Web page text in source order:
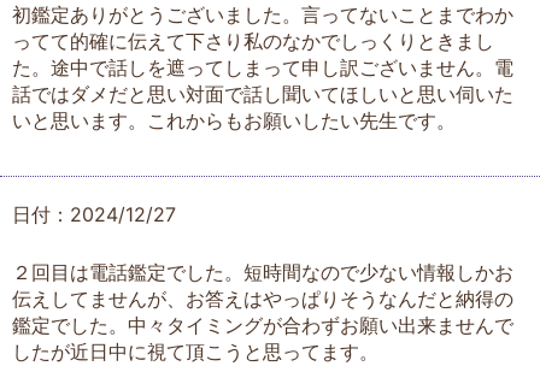
初鑑定ありがとうございました。言ってないことまでわか
ってて的確に伝えて下さり私のなかでしっくりときまし
た。途中で話しを遮ってしまって申し訳ございません。電
話ではダメだと思い対面で話し聞いてほしいと思い伺いた
いと思います。これからもお願いしたい先生です。
日付：2024/12/27
２回目は電話鑑定でした。短時間なので少ない情報しかお
伝えしてませんが、お答えはやっぱりそうなんだと納得の
鑑定でした。中々タイミングが合わずお願い出来ませんで
したが近日中に視て頂こうと思ってます。